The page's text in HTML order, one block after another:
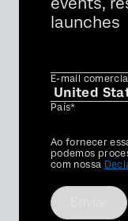
launches
E-mail
País*
Privacy
Optin
Ao fornecer
podemos
com nossa